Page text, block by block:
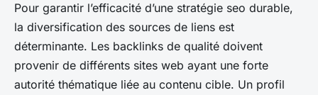
Pour garantir l’efficacité d’une stratégie seo durable,
la diversification des sources de liens est
déterminante. Les backlinks de qualité doivent
provenir de différents sites web ayant une forte
autorité thématique liée au contenu cible. Un profil